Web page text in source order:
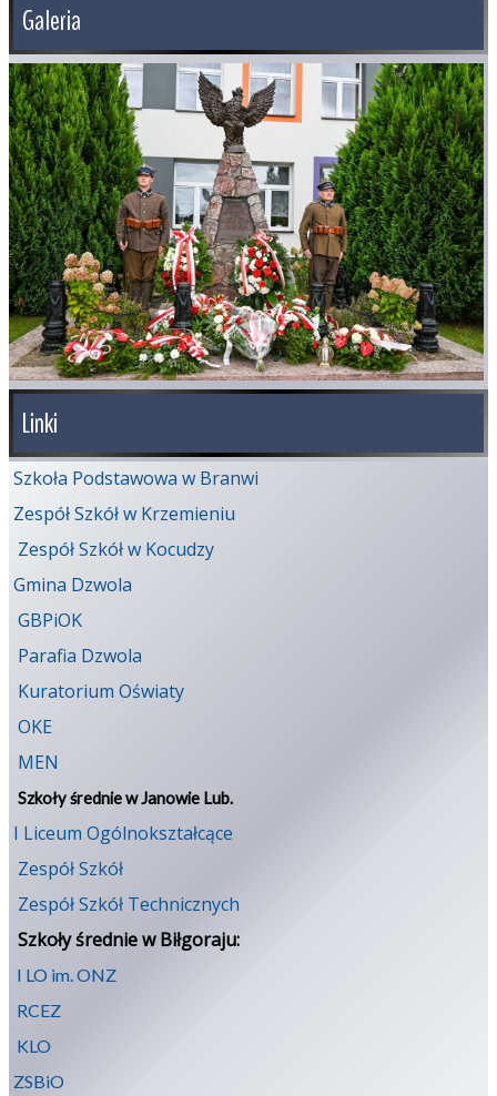
Galeria
Linki
Szkoła Podstawowa w Branwi
Zespół Szkół w Krzemieniu
Zespół Szkół w Kocudzy
Gmina Dzwola
GBPiOK
Parafia Dzwola
Kuratorium Oświaty
OKE
MEN
Szkoły średnie w Janowie Lub.
I Liceum Ogólnokształcące
Zespół Szkół
Zespół Szkół Technicznych
Szkoły średnie w Biłgoraju:
I LO im. ONZ
RCEZ
KLO
ZSBiO